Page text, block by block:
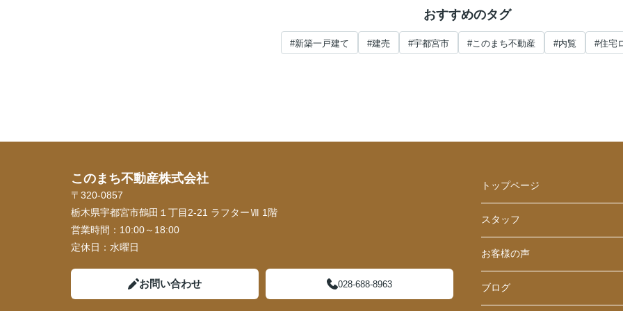
おすすめのタグ
#新築一戸建て #建売 #宇都宮市 #このまち不動産 #内覧 #住宅
このまち不動産株式会社
〒320-0857
栃木県宇都宮市鶴田１丁目2-21 ラフターⅦ 1階
営業時間： 10:00～18:00
定休日： 水曜日
お問い合わせ 028-688-8963
トップページ
スタッフ
お客様の声
ブログ